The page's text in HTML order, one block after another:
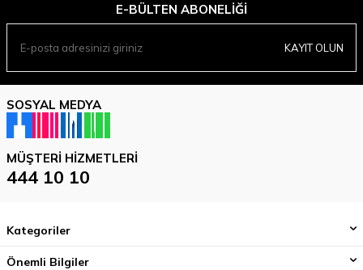
E-BÜLTEN ABONELIĞI
KAYIT OLUN
SOSYAL MEDYA
MÜŞTERI HIZMETLERI
444 10 10
Kategoriler
Önemli Bilgiler